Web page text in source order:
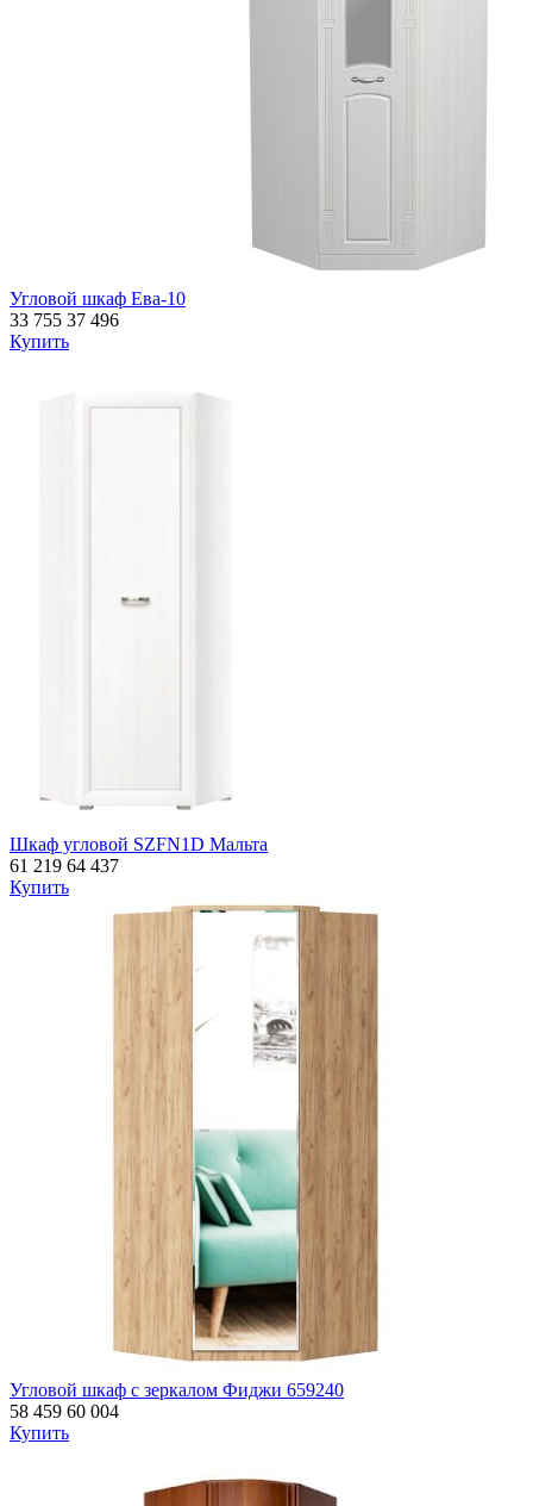
Угловой шкаф Ева-10
33 755 37 496
Купить
Шкаф угловой SZFN1D Мальта
61 219 64 437
Купить
Угловой шкаф с зеркалом Фиджи 659240
58 459 60 004
Купить